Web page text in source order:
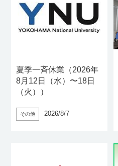
夏季⼀⻫休業（2026年
8⽉12⽇（水）〜18⽇
（火））
その他 2026/8/7